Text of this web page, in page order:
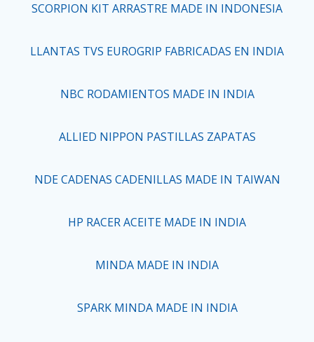
SCORPION KIT ARRASTRE MADE IN INDONESIA
LLANTAS TVS EUROGRIP FABRICADAS EN INDIA
NBC RODAMIENTOS MADE IN INDIA
ALLIED NIPPON PASTILLAS ZAPATAS
NDE CADENAS CADENILLAS MADE IN TAIWAN
HP RACER ACEITE MADE IN INDIA
MINDA MADE IN INDIA
SPARK MINDA MADE IN INDIA